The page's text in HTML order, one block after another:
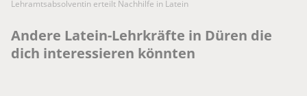
Lehramtsabsolventin erteilt Nachhilfe in Latein
Andere Latein-Lehrkräfte in Düren die
dich interessieren könnten